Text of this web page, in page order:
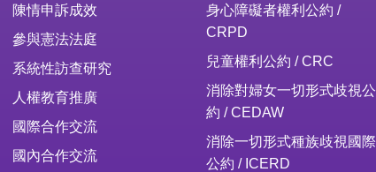
陳情申訴成效
參與憲法法庭
系統性訪查研究
人權教育推廣
國際合作交流
國內合作交流
身心障礙者權利公約 /
CRPD
兒童權利公約 / CRC
消除對婦女一切形式歧視公
約 / CEDAW
消除一切形式種族歧視國際
公約 / ICERD